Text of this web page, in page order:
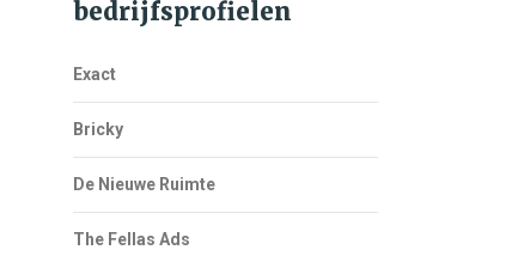
bedrijfsprofielen
Exact
Bricky
De Nieuwe Ruimte
The Fellas Ads